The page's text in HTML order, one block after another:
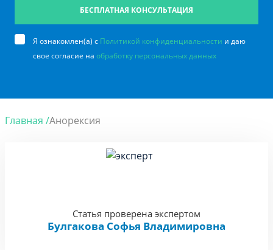
БЕСПЛАТНАЯ КОНСУЛЬТАЦИЯ
Я ознакомлен(а) с Политикой конфиденциальности и даю
свое согласие на обработку персональных данных
Главная /Анорексия
Статья проверена экспертом
Булгакова Софья Владимировна